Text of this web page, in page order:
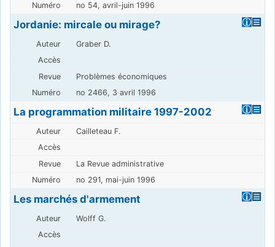
no 54, avril-juin 1996
Jordanie: mircale ou mirage?
Graber D.
Problèmes économiques
no 2466, 3 avril 1996
La programmation militaire 1997-2002
Cailleteau F.
La Revue administrative
no 291, mai-juin 1996
Les marchés d'armement
Wolff G.